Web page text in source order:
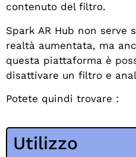
contenuto del filtro.
Spark AR Hub non
realtà aumentata, ma
questa piattaforma è
disattivare un filtro e
Potete quindi trovare :
Utilizzo